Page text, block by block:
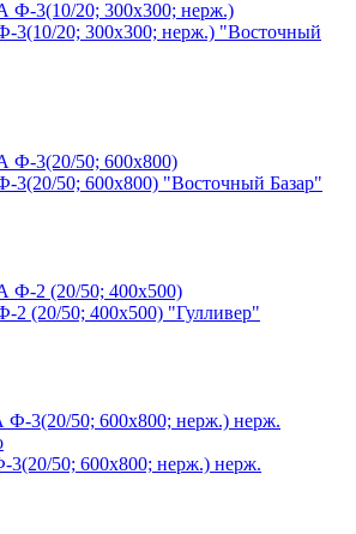
20; 300х300; нерж.) "Восточный
50; 600х800) "Восточный Базар"
(20/50; 400х500) "Гулливер"
50; 600х800; нерж.) нерж.